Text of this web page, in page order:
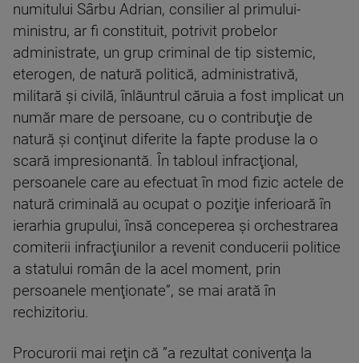
numitului Sârbu Adrian, consilier al primului-
ministru, ar fi constituit, potrivit probelor
administrate, un grup criminal de tip sistemic,
eterogen, de natură politică, administrativă,
militară şi civilă, înlăuntrul căruia a fost implicat un
număr mare de persoane, cu o contribuţie de
natură şi conţinut diferite la fapte produse la o
scară impresionantă. În tabloul infracţional,
persoanele care au efectuat în mod fizic actele de
natură criminală au ocupat o poziţie inferioară în
ierarhia grupului, însă conceperea şi orchestrarea
comiterii infracţiunilor a revenit conducerii politice
a statului român de la acel moment, prin
persoanele menţionate”, se mai arată în
rechizitoriu.
Procurorii mai reţin că ”a rezultat conivenţa la